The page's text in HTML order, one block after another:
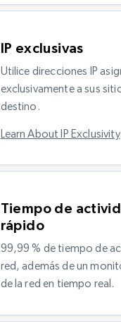
IP exclusivas
Utilice direcciones IP
exclusivamente a sus
destino.
Learn About IP Exclusivity
Tiempo de
rápido
99,99 % de tiempo de
red, además de un
de la red en tiempo real.